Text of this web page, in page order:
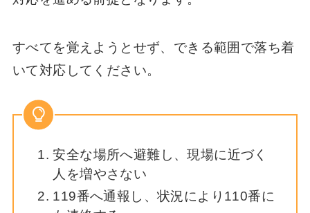
すべてを覚えようとせず、できる範囲で落ち着
いて対応してください。
安全な場所へ避難し、現場に近づく
人を増やさない
119番へ通報し、状況により110番に